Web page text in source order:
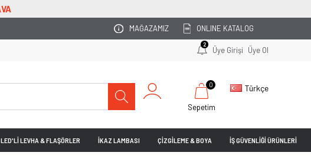
MAĞAZAMIZ ONLINE KATALOG
2
Üye Girişi Üye Ol
Türkçe
Sepetim
0
LED'Lİ LEVHA & FLAŞÖRLER İKAZ LAMBASI ÇİZGİLEME & BOYA İŞ GÜVENLİĞİ ÜRÜNLERİ